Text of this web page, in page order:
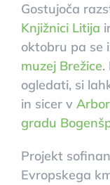
Gostujoča
Knjižnici Litija
oktobru pa se
muzej Brežice.
ogledati, si
in sicer v
gradu
Projekt
Evropskega